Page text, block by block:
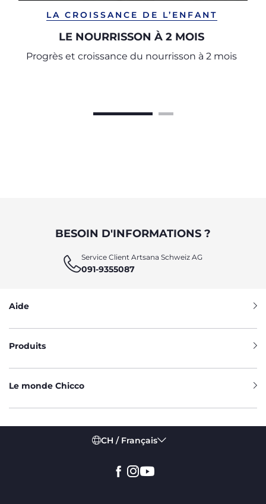
LA CROISSANCE DE L’ENFANT
LE NOURRISSON À 2 MOIS
Progrès et croissance du nourrisson à 2 mois
BESOIN D'INFORMATIONS ?
Service Client Artsana Schweiz AG
091-9355087
Aide
Produits
Le monde Chicco
CH / Français